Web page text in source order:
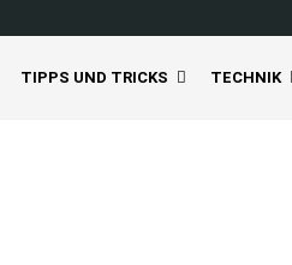
TIPPS UND TRICKS TECHNIK